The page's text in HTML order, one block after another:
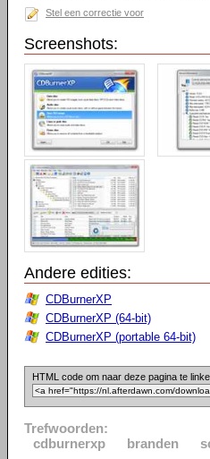
Stel een correctie voor
Screenshots:
Andere edities:
CDBurnerXP
CDBurnerXP (64-bit)
CDBurnerXP (portable 64-bit)
HTML code om naar deze pagina te
Trefwoorden:
cdburnerxp
branden